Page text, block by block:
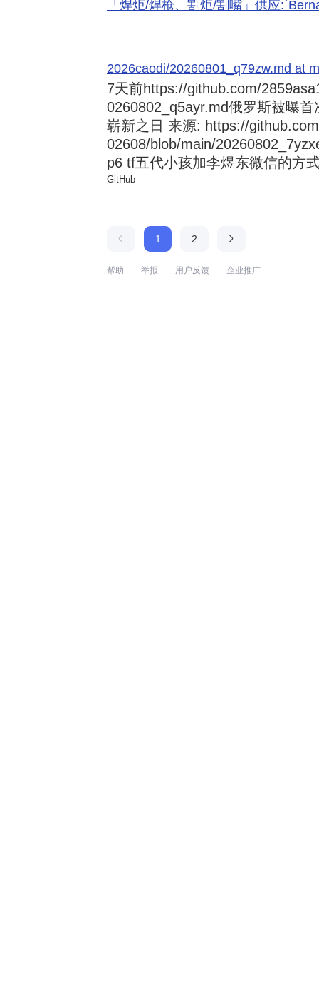
「焊炬/焊枪、割炬/割嘴」供应
2026caodi/20260801_q79zw.md at
7天前https://github.com/
0260802_q5ayr.md俄罗斯被曝
崭新之日 来源: https://
02608/blob/main/
p6 tf五代小孩加李煜东微信的方
GitHub
1 2
帮助 举报 用户反馈 企业推广